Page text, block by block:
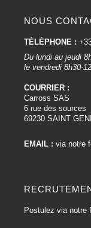
NOUS
TÉLÉPHONE :
Du lundi au jeudi
le vendredi 8h30-
COURRIER :
Carross SAS
6 rue des sources
69230 SAINT
EMAIL : via notre
Postulez via notre